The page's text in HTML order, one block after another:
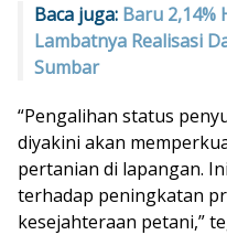
Baca juga: Baru 2,14%
Lambatnya Realisasi
Sumbar
“Pengalihan status
diyakini akan
pertanian di lapangan.
terhadap peningkatan
kesejahteraan petani,”